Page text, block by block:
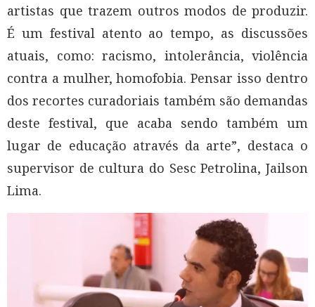
artistas que trazem outros modos de produzir.
É um festival atento ao tempo, as discussões
atuais, como: racismo, intolerância, violência
contra a mulher, homofobia. Pensar isso dentro
dos recortes curadoriais também são demandas
deste festival, que acaba sendo também um
lugar de educação através da arte”, destaca o
supervisor de cultura do Sesc Petrolina, Jailson
Lima.